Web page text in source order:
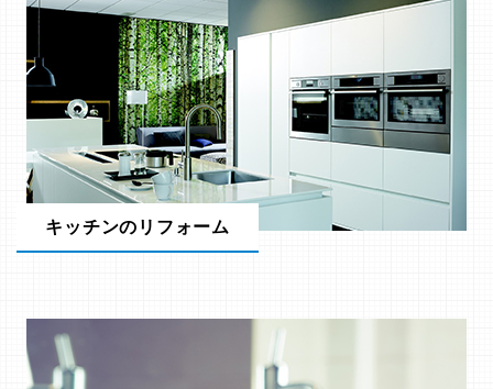
キッチンのリフォーム